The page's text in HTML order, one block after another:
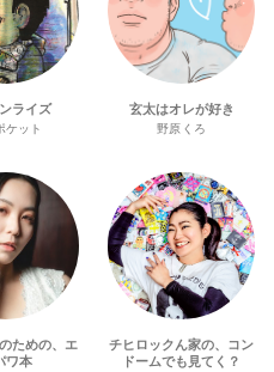
ライズ
ケット
玄太はオレが好き
野原くろ
ための、エ
ワ本
チヒロックん家の、コン
ドームでも見てく？